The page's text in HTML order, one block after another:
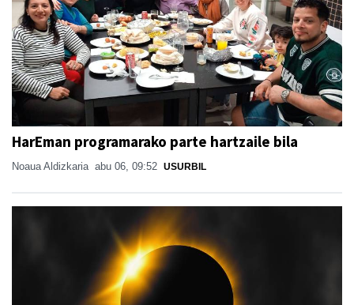
HarEman programarako parte hartzaile bila
Noaua Aldizkaria abu 06, 09:52 USURBIL